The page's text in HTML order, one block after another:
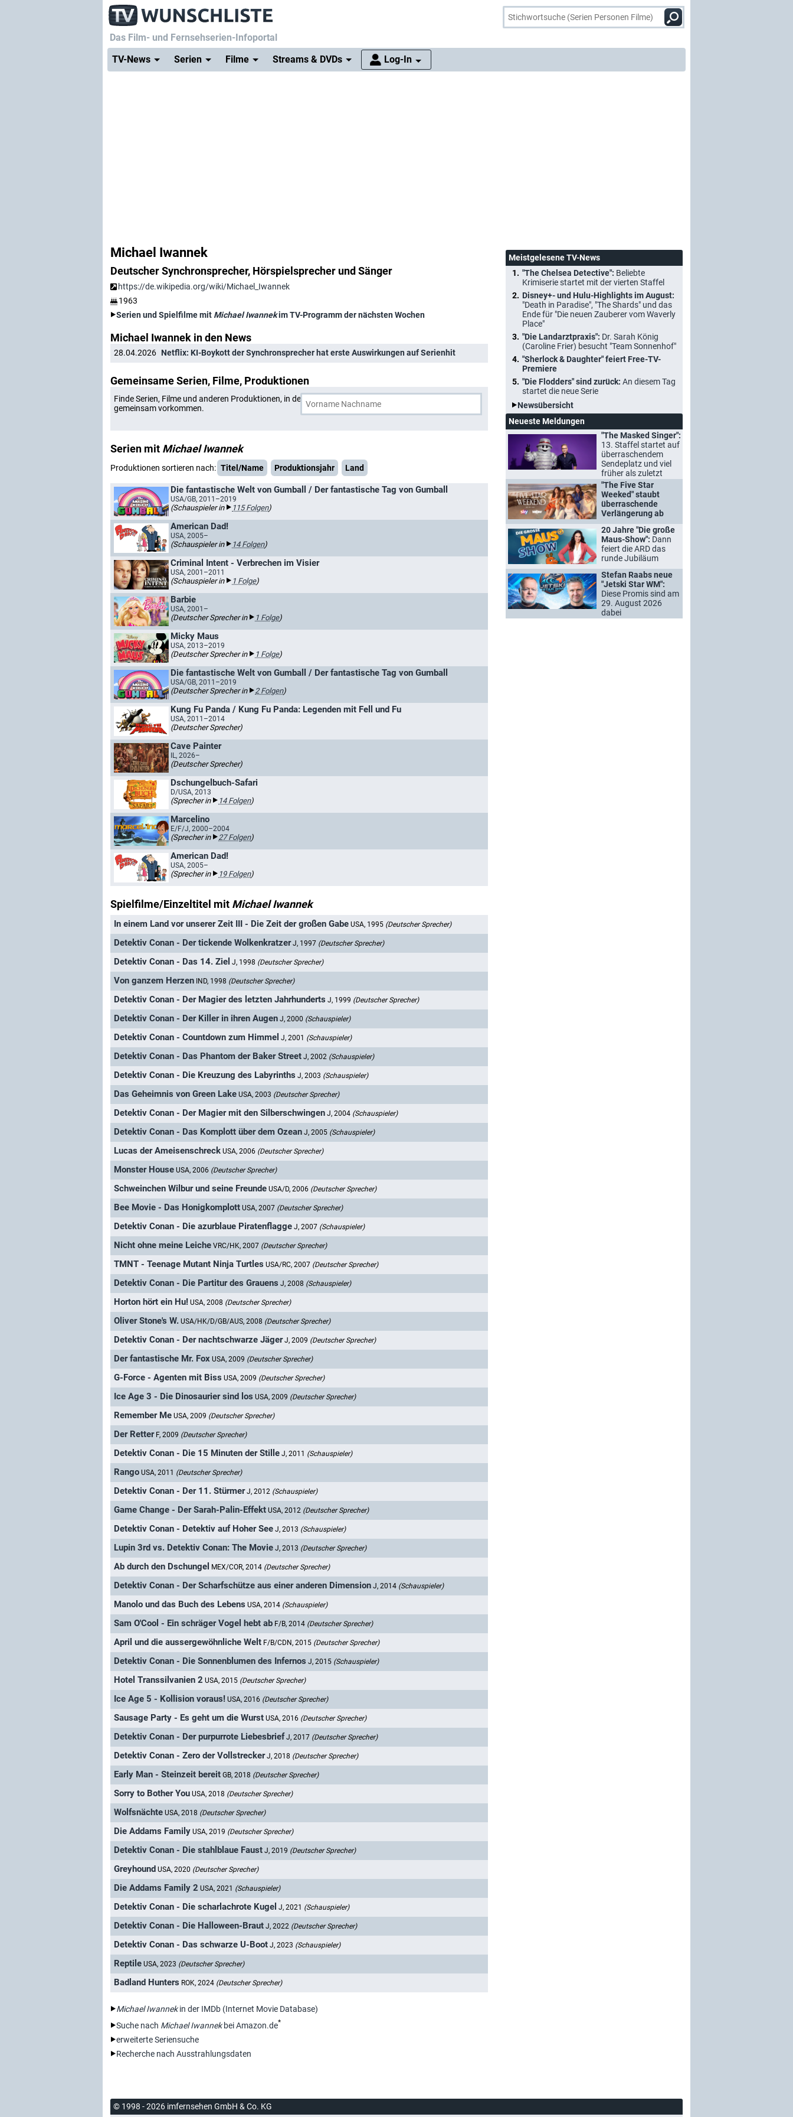
Das Film- und Fernsehserien-Infoportal
TV-News
Serien Filme Streams & DVDs Log-In
Michael Iwannek
Deutscher Synchronsprecher, Hörspielsprecher und Sänger
https://de.wikipedia.org/wiki/Michael_Iwannek
1963
Serien und Spielfilme mit Michael Iwannekim TV-Programm der nächsten Wochen
Michael Iwannek in den News
28.04.2026 Netflix: KI-Boykott der Synchronsprecher hat erste Auswirkungen auf Serienhit
Gemeinsame Serien, Filme, Produktionen
Finde Serien, Filme und anderen Produktionen, in denen Michael Iwannek
gemeinsam vorkommen.
Serien mit Michael Iwannek
Produktionen sortieren nach: Titel/Name Produktionsjahr Land
Die fantastische Welt von Gumball / Der fantastische Tag von Gumball
USA/GB, 2011–2019
(Schauspieler in 115 Folgen)
American Dad!
USA, 2005–
(Schauspieler in 14 Folgen)
Criminal Intent - Verbrechen im Visier
USA, 2001–2011
(Schauspieler in 1 Folge)
Barbie
USA, 2001–
(Deutscher Sprecher in 1 Folge)
Micky Maus
USA, 2013–2019
(Deutscher Sprecher in 1 Folge)
Die fantastische Welt von Gumball / Der fantastische Tag von Gumball
USA/GB, 2011–2019
(Deutscher Sprecher in 2 Folgen)
Kung Fu Panda / Kung Fu Panda: Legenden mit Fell und Fu
USA, 2011–2014
(Deutscher Sprecher)
Cave Painter
IL, 2026–
(Deutscher Sprecher)
Dschungelbuch-Safari
D/USA, 2013
(Sprecher in 14 Folgen)
Marcelino
E/F/J, 2000–2004
(Sprecher in 27 Folgen)
American Dad!
USA, 2005–
(Sprecher in 19 Folgen)
Spielfilme/Einzeltitel mit Michael Iwannek
In einem Land vor unserer Zeit III - Die Zeit der großen Gabe USA, 1995 (Deutscher Sprecher)
Detektiv Conan - Der tickende Wolkenkratzer J, 1997 (Deutscher Sprecher)
Detektiv Conan - Das 14. Ziel J, 1998 (Deutscher Sprecher)
Von ganzem Herzen IND, 1998 (Deutscher Sprecher)
Detektiv Conan - Der Magier des letzten Jahrhunderts J, 1999 (Deutscher Sprecher)
Detektiv Conan - Der Killer in ihren Augen J, 2000 (Schauspieler)
Detektiv Conan - Countdown zum Himmel J, 2001 (Schauspieler)
Detektiv Conan - Das Phantom der Baker Street J, 2002 (Schauspieler)
Detektiv Conan - Die Kreuzung des Labyrinths J, 2003 (Schauspieler)
Das Geheimnis von Green Lake USA, 2003 (Deutscher Sprecher)
Detektiv Conan - Der Magier mit den Silberschwingen J, 2004 (Schauspieler)
Detektiv Conan - Das Komplott über dem Ozean J, 2005 (Schauspieler)
Lucas der Ameisenschreck USA, 2006 (Deutscher Sprecher)
Monster House USA, 2006 (Deutscher Sprecher)
Schweinchen Wilbur und seine Freunde USA/D, 2006 (Deutscher Sprecher)
Bee Movie - Das Honigkomplott USA, 2007 (Deutscher Sprecher)
Detektiv Conan - Die azurblaue Piratenflagge J, 2007 (Schauspieler)
Nicht ohne meine Leiche VRC/HK, 2007 (Deutscher Sprecher)
TMNT - Teenage Mutant Ninja Turtles USA/RC, 2007 (Deutscher Sprecher)
Detektiv Conan - Die Partitur des Grauens J, 2008 (Schauspieler)
Horton hört ein Hu! USA, 2008 (Deutscher Sprecher)
Oliver Stone's W. USA/HK/D/GB/AUS, 2008 (Deutscher Sprecher)
Detektiv Conan - Der nachtschwarze Jäger J, 2009 (Deutscher Sprecher)
Der fantastische Mr. Fox USA, 2009 (Deutscher Sprecher)
G-Force - Agenten mit Biss USA, 2009 (Deutscher Sprecher)
Ice Age 3 - Die Dinosaurier sind los USA, 2009 (Deutscher Sprecher)
Remember Me USA, 2009 (Deutscher Sprecher)
Der Retter F, 2009 (Deutscher Sprecher)
Detektiv Conan - Die 15 Minuten der Stille J, 2011 (Schauspieler)
Rango USA, 2011 (Deutscher Sprecher)
Detektiv Conan - Der 11. Stürmer J, 2012 (Schauspieler)
Game Change - Der Sarah-Palin-Effekt USA, 2012 (Deutscher Sprecher)
Detektiv Conan - Detektiv auf Hoher See J, 2013 (Schauspieler)
Lupin 3rd vs. Detektiv Conan: The Movie J, 2013 (Deutscher Sprecher)
Ab durch den Dschungel MEX/COR, 2014 (Deutscher Sprecher)
Detektiv Conan - Der Scharfschütze aus einer anderen Dimension J, 2014 (Schauspieler)
Manolo und das Buch des Lebens USA, 2014 (Schauspieler)
Sam O'Cool - Ein schräger Vogel hebt ab F/B, 2014 (Deutscher Sprecher)
April und die aussergewöhnliche Welt F/B/CDN, 2015 (Deutscher Sprecher)
Detektiv Conan - Die Sonnenblumen des Infernos J, 2015 (Schauspieler)
Hotel Transsilvanien 2 USA, 2015 (Deutscher Sprecher)
Ice Age 5 - Kollision voraus! USA, 2016 (Deutscher Sprecher)
Sausage Party - Es geht um die Wurst USA, 2016 (Deutscher Sprecher)
Detektiv Conan - Der purpurrote Liebesbrief J, 2017 (Deutscher Sprecher)
Detektiv Conan - Zero der Vollstrecker J, 2018 (Deutscher Sprecher)
Early Man - Steinzeit bereit GB, 2018 (Deutscher Sprecher)
Sorry to Bother You USA, 2018 (Deutscher Sprecher)
Wolfsnächte USA, 2018 (Deutscher Sprecher)
Die Addams Family USA, 2019 (Deutscher Sprecher)
Detektiv Conan - Die stahlblaue Faust J, 2019 (Deutscher Sprecher)
Greyhound USA, 2020 (Deutscher Sprecher)
Die Addams Family 2 USA, 2021 (Schauspieler)
Detektiv Conan - Die scharlachrote Kugel J, 2021 (Schauspieler)
Detektiv Conan - Die Halloween-Braut J, 2022 (Deutscher Sprecher)
Detektiv Conan - Das schwarze U-Boot J, 2023 (Schauspieler)
Reptile USA, 2023 (Deutscher Sprecher)
Badland Hunters ROK, 2024 (Deutscher Sprecher)
Michael Iwannekin der IMDb (Internet Movie Database)
Suche nach Michael Iwannekbei Amazon.de*
erweiterte Seriensuche
Recherche nach Ausstrahlungsdaten
Meistgelesene TV-News
"The Chelsea Detective": Beliebte
Krimiserie startet mit der vierten Staffel
Disney+- und Hulu-Highlights im August:
"Death in Paradise", "The Shards" und das
Ende für "Die neuen Zauberer vom Waverly
Place"
"Die Landarztpraxis": Dr. Sarah König
(Caroline Frier) besucht "Team Sonnenhof"
"Sherlock & Daughter" feiert Free-TV-
Premiere
"Die Flodders" sind zurück: An diesem Tag
startet die neue Serie
Newsübersicht
Neueste Meldungen
"The Masked Singer":
13. Staffel startet auf
überraschendem
Sendeplatz und viel
früher als zuletzt
"The Five Star
Weeked" staubt
überraschende
Verlängerung ab
20 Jahre "Die große
Maus-Show": Dann
feiert die ARD das
runde Jubiläum
Stefan Raabs neue
"Jetski Star WM":
Diese Promis sind am
29. August 2026
dabei
© 1998 - 2026 imfernsehen GmbH & Co. KG